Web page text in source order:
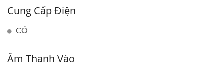
Cung Cấp Điện
CÓ
Âm Thanh Vào